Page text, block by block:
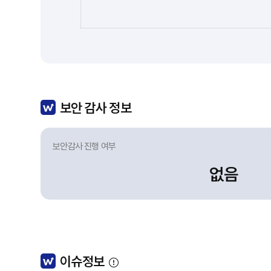
보안 감사 정보
보안감사 진행 여부
없음
이슈정보